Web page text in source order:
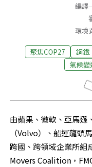
編譯
環境
聚焦COP27 鋼鐵
氣候變
由蘋果、微軟、亞馬遜
（Volvo）、船運龍頭
跨國、跨領域企業所
Movers Coalition，